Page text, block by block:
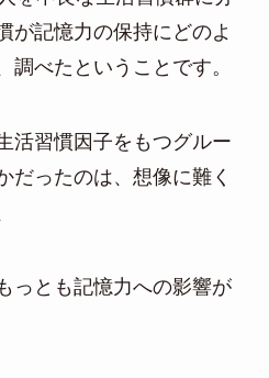
が記憶力の保持にどのよ
調べたということです。
活習慣因子をもつグルー
だったのは、想像に難く
っとも記憶力への影響が